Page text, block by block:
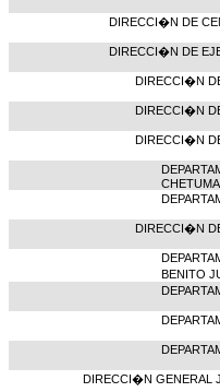
DIRECCI�N DE
DIRECCI�N DE
DIRECCI�N
DIRECCI�N
DIRECCI�N
DIRECCI�N
BENITO
DIRECCI�N GENERAL